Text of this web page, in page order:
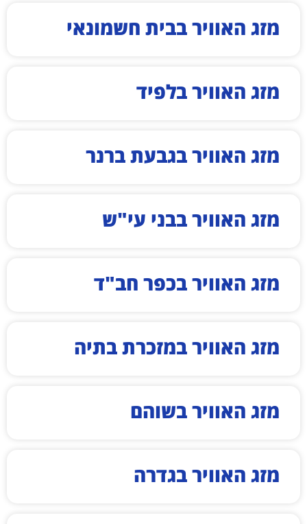
מזג האוויר בבית חשמונאי
מזג האוויר בלפיד
מזג האוויר בגבעת ברנר
מזג האוויר בבני עי"ש
מזג האוויר בכפר חב"ד
מזג האוויר במזכרת בתיה
מזג האוויר בשוהם
מזג האוויר בגדרה